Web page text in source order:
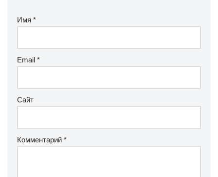
Имя *
Email *
Сайт
Комментарий *